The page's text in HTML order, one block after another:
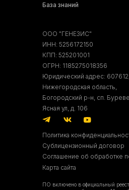
ООО "ГЕНЕЗИС"
ИНН: 5256172150
КПП: 525201001
ОГРН: 1185275018356
Юридический адрес:
Нижегородская область,
Богородский р-н, сп.
Ясная ул, д. 106
Политика
Сублицензионный договор
Соглашение об обработке
Карта сайта
База знаний
ПО включено в официальный